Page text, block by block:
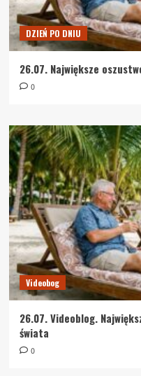
DZIEŃ PO DNIU
26.07. Największe
0
Videobog
26.07. Videoblog.
świata
0